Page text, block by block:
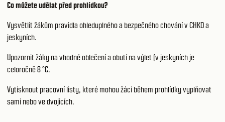
Co můžete udělat před prohlídkou?
Vysvětlit žákům pravidla ohleduplného a bezpečného chování v CHKO a
jeskyních.
Upozornit žáky na vhodné oblečení a obutí na výlet (v jeskyních je
celoročně8 °C.
Vytisknout pracovní listy, které mohou žáci během prohlídky vyplňovat
sami nebo ve dvojicích.